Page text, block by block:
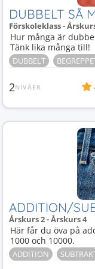
DUBBELT SÅ
Förskoleklass -
Hur många är
Tänk lika många till!
DUBBELT
2NIVÅER
ADDITION/
Årskurs 2 - Årskurs 4
Här får du öva på
1000 och 10000.
ADDITION